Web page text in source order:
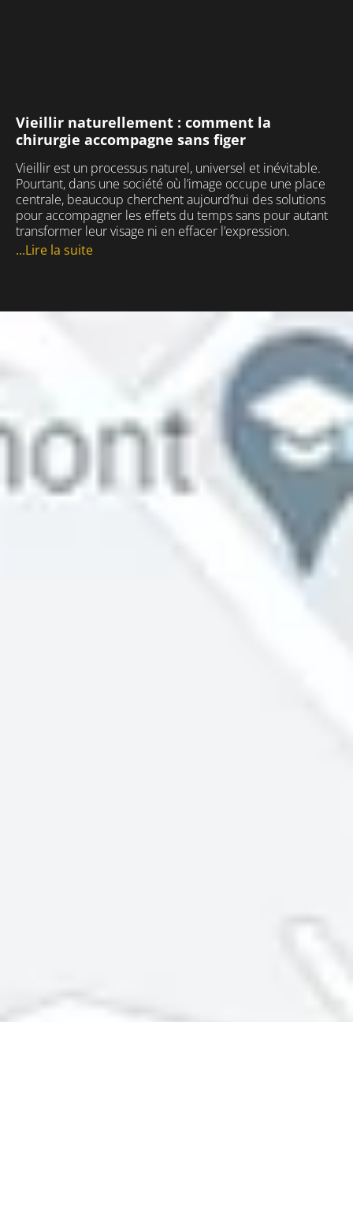
Vieillir naturellement : comment la
chirurgie accompagne sans figer
Vieillir est un processus naturel, universel et inévitable.
Pourtant, dans une société où l’image occupe une place
centrale, beaucoup cherchent aujourd’hui des solutions
pour accompagner les effets du temps sans pour autant
transformer leur visage ni en effacer l’expression.
...Lire la suite